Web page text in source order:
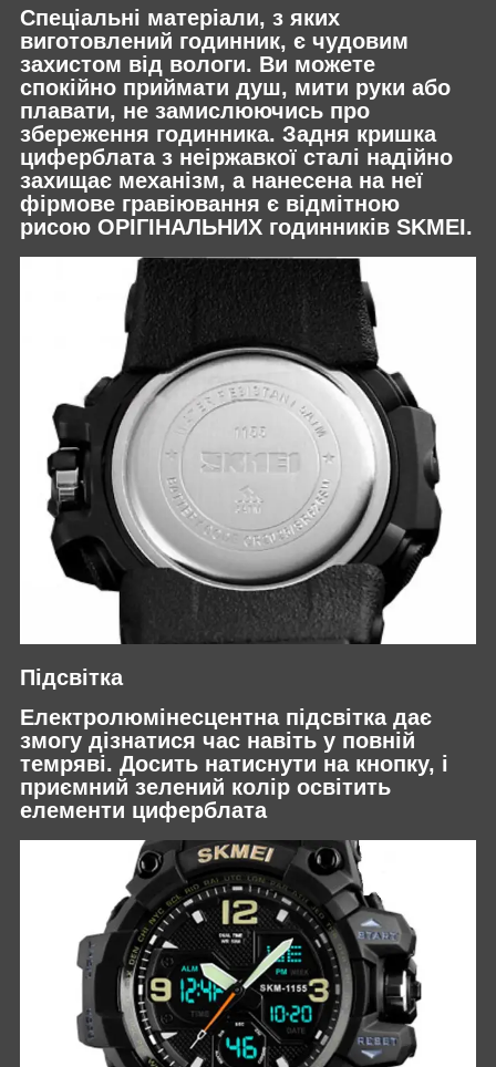
Спеціальні матеріали, з яких
виготовлений годинник, є чудовим
захистом від вологи. Ви можете
спокійно приймати душ, мити руки або
плавати, не замислюючись про
збереження годинника. Задня кришка
циферблата з неіржавкої сталі надійно
захищає механізм, а нанесена на неї
фірмове гравіювання є відмітною
рисою ОРІГІНАЛЬНИХ годинників SKMEI.
Підсвітка
Електролюмінесцентна підсвітка дає
змогу дізнатися час навіть у повній
темряві. Досить натиснути на кнопку, і
приємний зелений колір освітить
елементи циферблата